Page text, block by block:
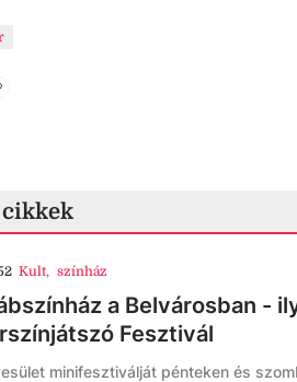
Kult, színház
a Belvárosban -
Fesztivál
minifesztiválját pénteken és